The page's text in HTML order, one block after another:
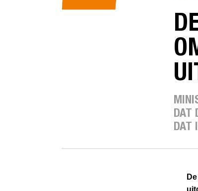
DAT
DAT